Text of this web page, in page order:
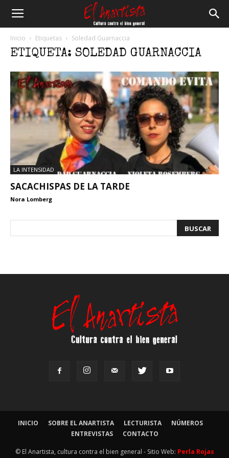
Inicio Etiquetas Soledad Guarnaccia
ETIQUETA: SOLEDAD GUARNACCIA
LA INTENSIDAD
SACACHISPAS DE LA TARDE
Nora Lomberg
INICIO SOBRE EL ANARTISTA LECTURISTA
NÚMEROS
ENTREVISTAS
CONTACTO
© El Anartista, cultura contra el bien general - Sitio Web: Perla Rojas